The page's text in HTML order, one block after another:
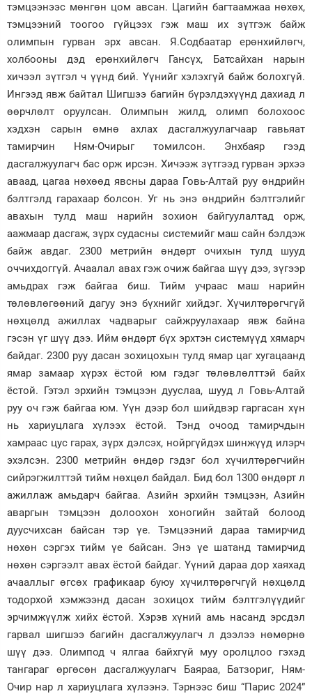
тэмцээнээс мөнгөн цом авсан. Цагийн багтаамжаа нөхөх,
тэмцээний тоогоо гүйцээх гэж маш их зүтгэж байж
олимпын гурван эрх авсан. Я.Содбаатар ерөнхийлөгч,
холбооны дэд ерөнхийлөгч Гансүх, Батсайхан нарын
хичээл зүтгэл ч үүнд бий. Үүнийг хэлэхгүй байж болохгүй.
Ингээд явж байтал Шигшээ багийн бүрэлдэхүүнд дахиад л
өөрчлөлт оруулсан. Олимпын жилд, олимп болохоос
хэдхэн сарын өмнө ахлах дасгалжуулагчаар гавьяат
тамирчин Ням-Очирыг томилсон. Энхбаяр гээд
дасгалжуулагч бас орж ирсэн. Хичээж зүтгээд гурван эрхээ
аваад, цагаа нөхөөд явсны дараа Говь-Алтай руу өндрийн
бэлтгэлд гарахаар болсон. Уг нь энэ өндрийн бэлтгэлийг
авахын тулд маш нарийн зохион байгуулалтад орж,
аажмаар дасгаж, зүрх судасны системийг маш сайн бэлдэж
байж авдаг. 2300 метрийн өндөрт очихын тулд шууд
оччихдоггүй. Ачаалал авах гэж очиж байгаа шүү дээ, зүгээр
амьдрах гэж байгаа биш. Тийм учраас маш нарийн
төлөвлөгөөний дагуу энэ бүхнийг хийдэг. Хүчилтөрөгчгүй
нөхцөлд ажиллах чадварыг сайжруулахаар явж байна
гэсэн үг шүү дээ. Ийм өндөрт бүх эрхтэн системүүд хямарч
байдаг. 2300 руу дасан зохицохын тулд ямар цаг хугацаанд
ямар замаар хүрэх ёстой юм гэдэг төлөвлөлттэй байх
ёстой. Гэтэл эрхийн тэмцээн дууслаа, шууд л Говь-Алтай
руу оч гэж байгаа юм. Үүн дээр бол шийдвэр гаргасан хүн
нь хариуцлага хүлээх ёстой. Тэнд очоод тамирчдын
хамраас цус гарах, зүрх дэлсэх, нойргүйдэх шинжүүд илэрч
эхэлсэн. 2300 метрийн өндөр гэдэг бол хүчилтөрөгчийн
сийрэгжилттэй тийм нөхцөл байдал. Бид бол 1300 өндөрт л
ажиллаж амьдарч байгаа. Азийн эрхийн тэмцээн, Азийн
аваргын тэмцээн долоохон хоногийн зайтай болоод
дуусчихсан байсан тэр үе. Тэмцээний дараа тамирчид
нөхөн сэргэх тийм үе байсан. Энэ үе шатанд тамирчид
нөхөн сэргээлт авах ёстой байдаг. Үүний дараа дор хаяхад
ачааллыг өгсөх графикаар буюу хүчилтөрөгчгүй нөхцөлд
тодорхой хэмжээнд дасан зохицох тийм бэлтгэлүүдийг
эрчимжүүлж хийх ёстой. Хэрэв хүний амь насанд эрсдэл
гарвал шигшээ багийн дасгалжуулагч л дээлээ нөмөрнө
шүү дээ. Олимпод ч ялгаа байхгүй муу оролцлоо гэхэд
тангараг өргөсөн дасгалжуулагч Баяраа, Батзориг, Ням-
Очир нар л хариуцлага хүлээнэ. Тэрнээс биш “Парис 2024”